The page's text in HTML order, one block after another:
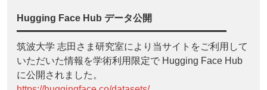
Hugging Face Hub データ公開
筑波大学 志田さま研究室により当サイトをご利用して
いただいた情報を学術利用限定で Hugging Face Hub
に公開されました。